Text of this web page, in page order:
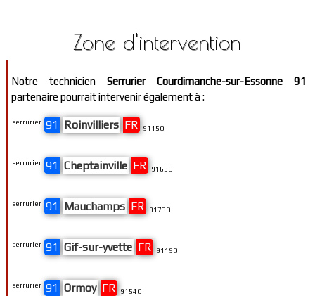
Zone d'intervention
Notre technicien Serrurier Courdimanche-sur-Essonne 91
partenaire pourrait intervenir également à :
serrurier 91 Ormoy FR 91540
serrurier 91 Gif-sur-yvette FR 91190
serrurier 91 Mauchamps FR 91730
serrurier 91 Cheptainville FR 91630
serrurier 91 Roinvilliers FR 91150